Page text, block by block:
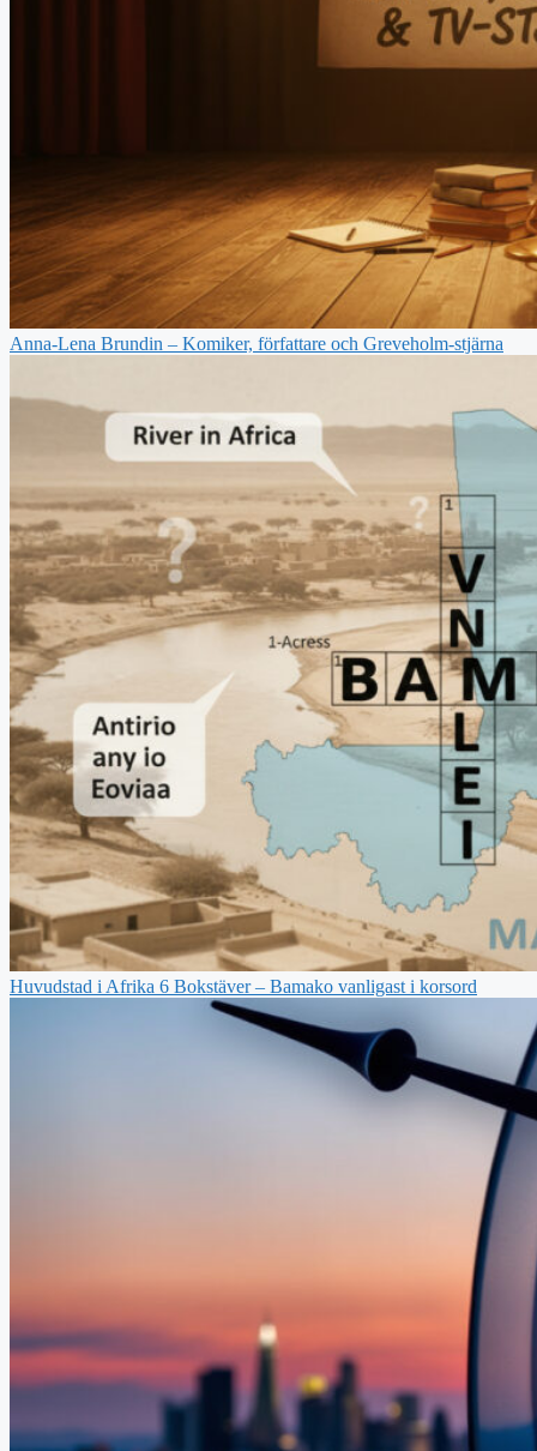
Anna-Lena Brundin – Komiker, författare och Greveholm-stjärna
Huvudstad i Afrika 6 Bokstäver – Bamako vanligast i korsord